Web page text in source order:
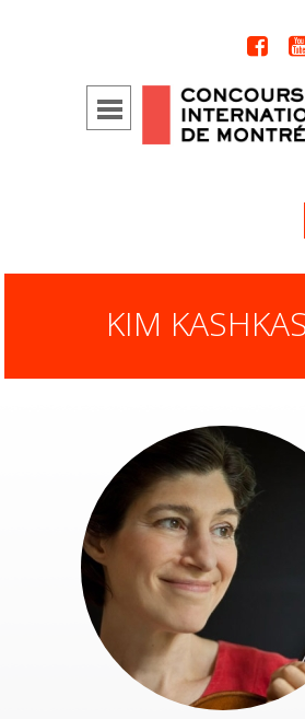

KIM